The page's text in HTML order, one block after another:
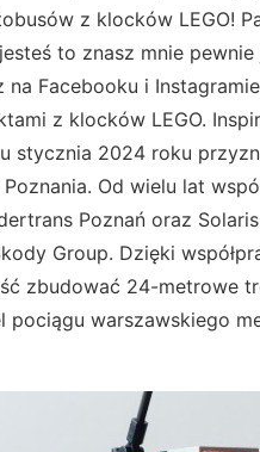
z klocków LEGO!
to znasz mnie
Facebooku i
z klocków LEGO.
stycznia 2024 roku
Od wielu lat
Poznań oraz Solaris
Group. Dzięki
zbudować 24-metrowe
pociągu warszawskiego